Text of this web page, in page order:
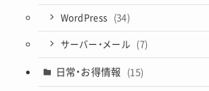
WordPress (34)
サーバー・メール (7)
日常・お得情報 (15)